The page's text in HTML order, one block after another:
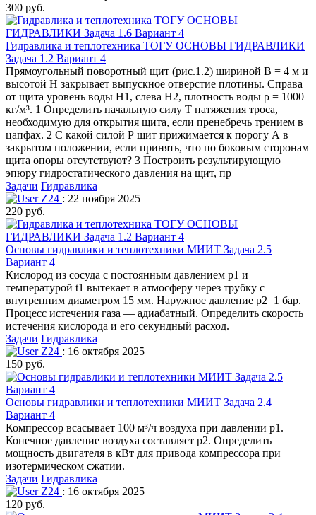
300 руб.
Гидравлика и теплотехника ТОГУ ОСНОВЫ ГИДРАВЛИКИ
Задача 1.2 Вариант 4
Прямоугольный поворотный щит (рис.1.2) шириной В = 4 м и
высотой Н закрывает выпускное отверстие плотины. Справа
от щита уровень воды Н1, слева Н2, плотность воды ρ = 1000
кг/м³. 1 Определить начальную силу Т натяжения троса,
необходимую для открытия щита, если пренебречь трением в
цапфах. 2 С какой силой Р щит прижимается к порогу А в
закрытом положении, если принять, что по боковым сторонам
щита опоры отсутствуют? 3 Построить результирующую
эпюру гидростатического давления на щит, пр
Задачи Гидравлика
Z24 : 22 ноября 2025
220 руб.
Основы гидравлики и теплотехники МИИТ Задача 2.5
Вариант 4
Кислород из сосуда с постоянным давлением р1 и
температурой t1 вытекает в атмосферу через трубку с
внутренним диаметром 15 мм. Наружное давление р2=1 бар.
Процесс истечения газа — адиабатный. Определить скорость
истечения кислорода и его секундный расход.
Задачи Гидравлика
Z24 : 16 октября 2025
150 руб.
Основы гидравлики и теплотехники МИИТ Задача 2.4
Вариант 4
Компрессор всасывает 100 м³/ч воздуха при давлении р1.
Конечное давление воздуха составляет р2. Определить
мощность двигателя в кВт для привода компрессора при
изотермическом сжатии.
Задачи Гидравлика
Z24 : 16 октября 2025
120 руб.